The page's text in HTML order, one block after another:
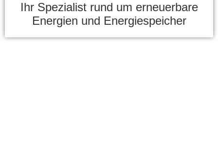
Ihr Spezialist rund um erneuerbare
Energien und Energiespeicher